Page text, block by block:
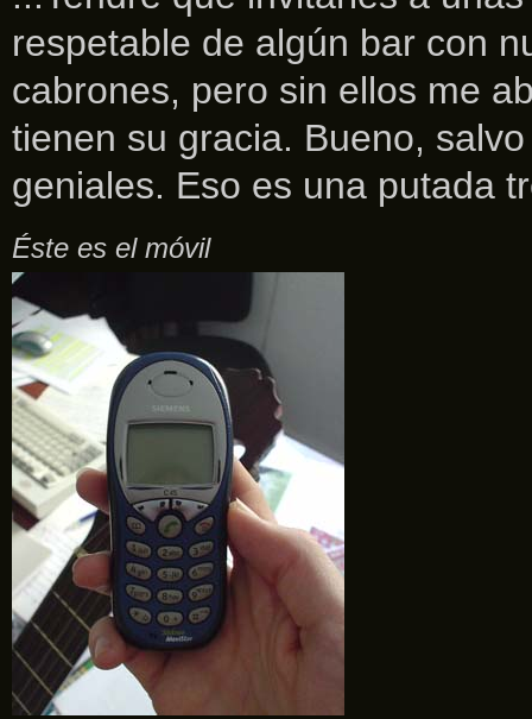
respetable de algún bar con
cabrones, pero sin ellos me
tienen su gracia. Bueno,
geniales. Eso es una putada
Éste es el móvil